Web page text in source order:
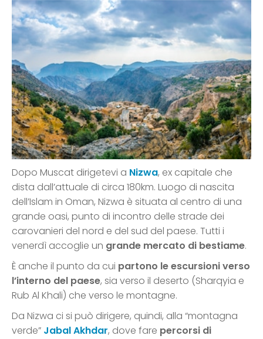
Dopo Muscat dirigetevi a Nizwa, ex capitale che
dista dall’attuale di circa 180km. Luogo di nascita
dell’Islam in Oman, Nizwa è situata al centro di una
grande oasi, punto di incontro delle strade dei
carovanieri del nord e del sud del paese. Tutti i
venerdì accoglie un grande mercato di bestiame.
È anche il punto da cui partono le escursioni verso
l’interno del paese, sia verso il deserto (Sharqyia e
Rub Al Khali) che verso le montagne.
Da Nizwa ci si può dirigere, quindi, alla “montagna
verde” Jabal Akhdar, dove fare percorsi di